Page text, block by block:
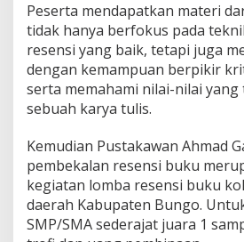
Peserta mendapatkan materi
tidak hanya berfokus pada
resensi yang baik, tetapi juga
dengan kemampuan berpikir
serta memahami nilai-nilai
sebuah karya tulis.
Kemudian Pustakawan Ahmad
pembekalan resensi buku
kegiatan lomba resensi buku
daerah Kabupaten Bungo.
SMP/SMA sederajat juara 1